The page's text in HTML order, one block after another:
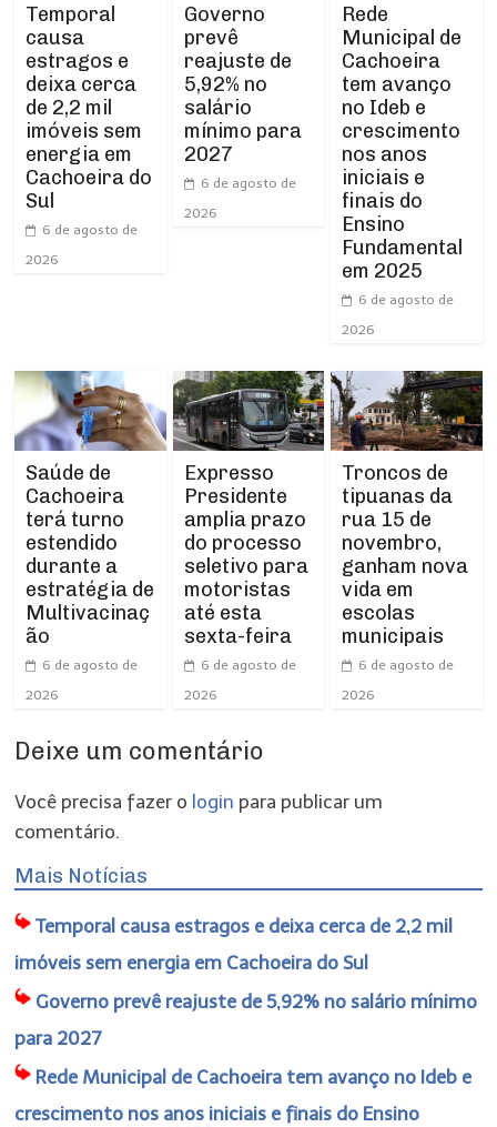
Temporal
causa
estragos e
deixa cerca
de 2,2 mil
imóveis sem
energia em
Cachoeira do
Sul
6 de agosto de
2026
Governo
prevê
reajuste de
5,92% no
salário
mínimo para
2027
6 de agosto de
2026
Rede
Municipal de
Cachoeira
tem avanço
no Ideb e
crescimento
nos anos
iniciais e
finais do
Ensino
Fundamental
em 2025
6 de agosto de
2026
Saúde de
Cachoeira
terá turno
estendido
durante a
estratégia de
Multivacinaç
ão
6 de agosto de
2026
Expresso
Presidente
amplia prazo
do processo
seletivo para
motoristas
até esta
sexta-feira
6 de agosto de
2026
Troncos de
tipuanas da
rua 15 de
novembro,
ganham nova
vida em
escolas
municipais
6 de agosto de
2026
Deixe um comentário
Você precisa fazer o login para publicar um
comentário.
Mais Notícias
Temporal causa estragos e deixa cerca de 2,2 mil
imóveis sem energia em Cachoeira do Sul
Governo prevê reajuste de 5,92% no salário mínimo
para 2027
Rede Municipal de Cachoeira tem avanço no Ideb e
crescimento nos anos iniciais e finais do Ensino